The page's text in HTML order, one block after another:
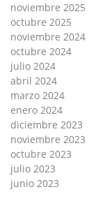
noviembre 2025
octubre 2025
noviembre 2024
octubre 2024
julio 2024
abril 2024
marzo 2024
enero 2024
diciembre 2023
noviembre 2023
octubre 2023
julio 2023
junio 2023